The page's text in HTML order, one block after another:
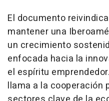
El documento
mantener una
un crecimiento
enfocada hacia la
el espíritu
llama a la cooperación